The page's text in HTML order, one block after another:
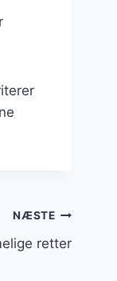
NÆSTE
retter